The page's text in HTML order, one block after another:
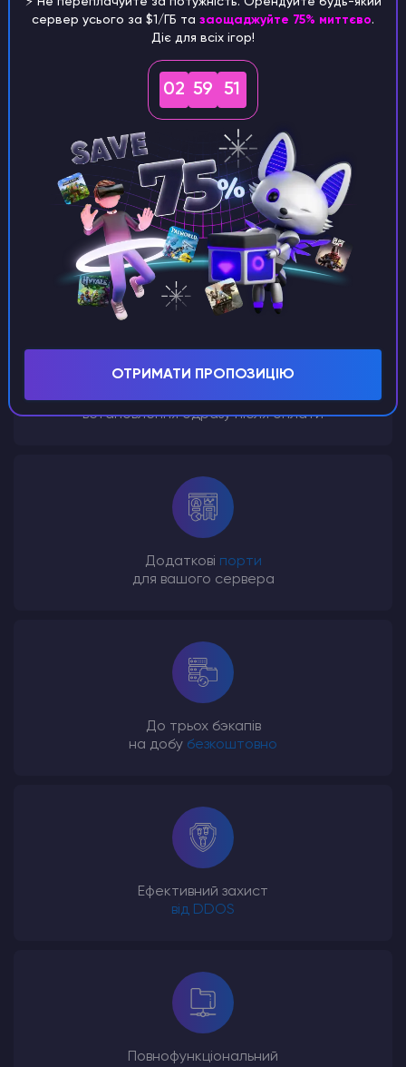
Збірки серверів
на базі Ryzen
Зручна і функціональна
Godlike Panel
встановлення одразу після оплати
Додаткові порти
для вашого сервера
До трьох бэкапів
на добу безкоштовно
Ефективний захист
від DDOS
Повнофункціональний
сервер усього за $1/ГБ та заощаджуйте 75% миттєво.
Діє для всіх ігор!
02 59 50
ОТРИМАТИ ПРОПОЗИЦІЮ